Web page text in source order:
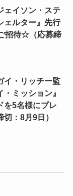
ェイソン・ステ
ェルター』先行
招待☆（応募締
イ・リッチー監
ミッション』
を5名様にプレ
：8月9日）